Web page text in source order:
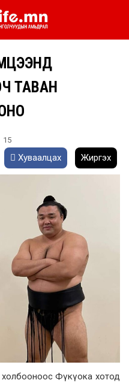
ТАВАН
15
Хуваалцах Жиргэх
Фүкүока хотод